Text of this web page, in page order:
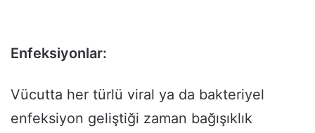
Enfeksiyonlar:
Vücutta her türlü viral ya da bakteriyel
enfeksiyon geliştiği zaman bağışıklık